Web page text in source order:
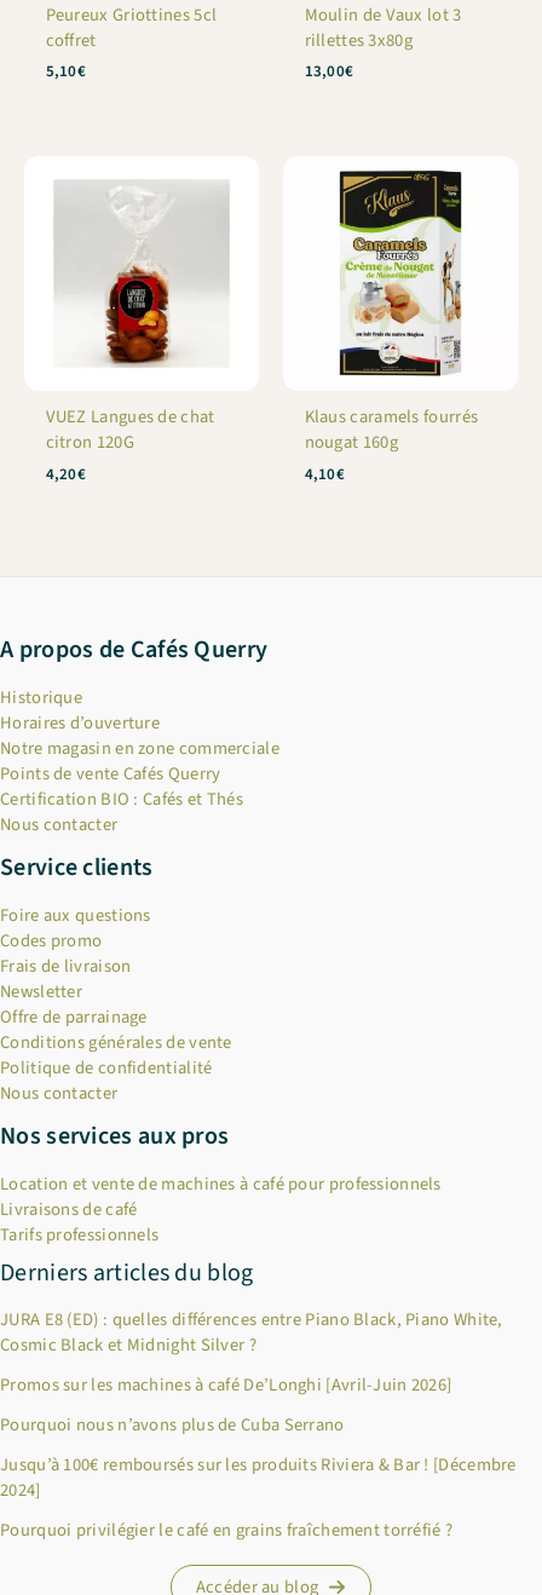
Peureux Griottines 5cl
coffret
5,10€
Moulin de Vaux lot 3
rillettes 3x80g
13,00€
VUEZ Langues de chat
citron 120G
4,20€
Klaus caramels fourrés
nougat 160g
4,10€
A propos de Cafés Querry
Historique
Horaires d’ouverture
Notre magasin en zone commerciale
Points de vente Cafés Querry
Certification BIO : Cafés et Thés
Nous contacter
Service clients
Foire aux questions
Codes promo
Frais de livraison
Newsletter
Offre de parrainage
Conditions générales de vente
Politique de confidentialité
Nous contacter
Nos services aux pros
Location et vente de machines à café pour professionnels
Livraisons de café
Tarifs professionnels
Derniers articles du blog
JURA E8 (ED) : quelles différences entre Piano Black, Piano White,
Cosmic Black et Midnight Silver ?
Promos sur les machines à café De’Longhi [Avril-Juin 2026]
Pourquoi nous n’avons plus de Cuba Serrano
Jusqu’à 100€ remboursés sur les produits Riviera & Bar ! [Décembre
2024]
Pourquoi privilégier le café en grains fraîchement torréfié ?
Accéder au blog
×
Bienvenue chez Cafés Querry !
Profitez de -10% sur votre première commande (hors
abonnements, machines à café, bouilloires, machines à thé et
code ci-dessous, puis collez-le dans le champ "Code promo" de